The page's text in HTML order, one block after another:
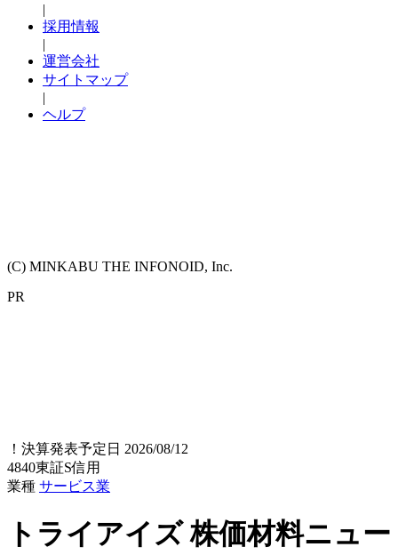
|
採用情報
|
運営会社
サイトマップ
|
ヘルプ
(C) MINKABU THE INFONOID, Inc.
PR
！ 決算発表予定日 2026/08/12
4840東証S信用
業種 サービス業
トライアイズ株価材料ニュー